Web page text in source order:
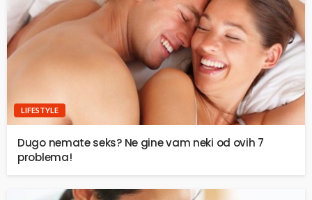
LIFESTYLE
Dugo nemate seks? Ne gine vam neki od ovih 7
problema!